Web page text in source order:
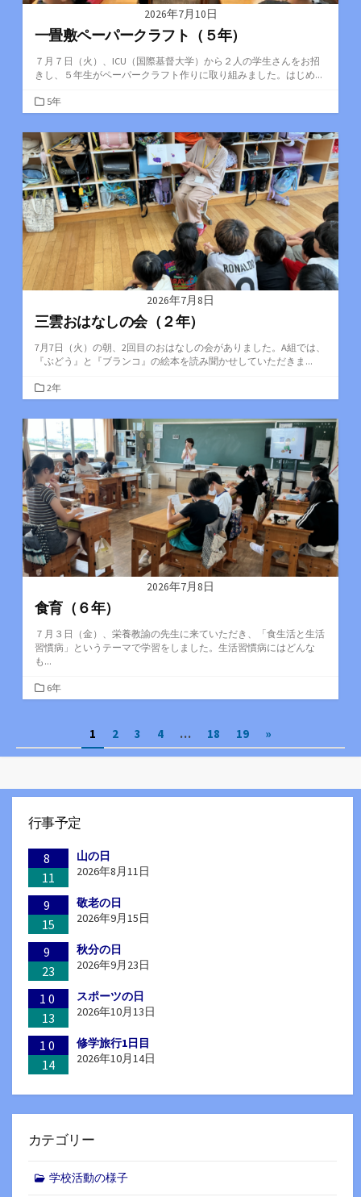
2026年7月10日
一畳敷ペーパークラフト（５年）
７月７日（火）、ICU（国際基督大学）から２人の学生さんをお招
きし、５年生がペーパークラフト作りに取り組みました。はじめ...
カ
テ
ゴ
リ
ー
5年
2026年7月8日
三雲おはなしの会（２年）
7月7日（火）の朝、2回目のおはなしの会がありました。A組では、
『ぶどう』と『ブランコ』の絵本を読み聞かせしていただきま...
カ
テ
ゴ
リ
ー
2年
2026年7月8日
食育（６年）
７月３日（金）、栄養教諭の先生に来ていただき、「食生活と生活
習慣病」というテーマで学習をしました。生活習慣病にはどんな
も...
カ
テ
ー
6年
稿
の
ペ
ー
ジ
送
り
1 2 3 4 … 18 19 »
行事予定
8
11
山の日
2026年8月11日
9
15
敬老の日
2026年9月15日
9
23
秋分の日
2026年9月23日
10
13
スポーツの日
2026年10月13日
10
14
修学旅行1日目
2026年10月14日
カテゴリー
学校活動の様子